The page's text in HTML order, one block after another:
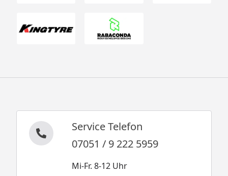
Service Telefon
07051 / 9 222 5959
Mi-Fr. 8-12 Uhr